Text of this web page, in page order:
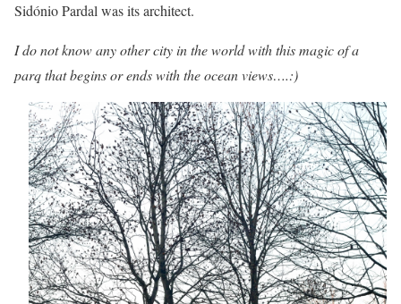
Sidónio Pardal was its architect.
I do not know any other city in the world with this magic of a
parq that begins or ends with the ocean views….:)